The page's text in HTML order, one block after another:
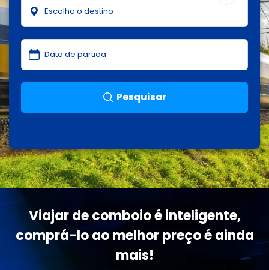
Pesquisar
Viajar de comboio é inteligente,
comprá-lo ao melhor preço é ainda
mais!